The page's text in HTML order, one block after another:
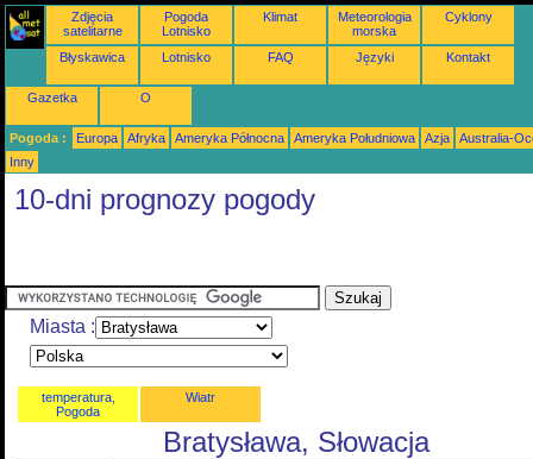
Zdjęcia
satelitarne
Pogoda
Lotnisko
Klimat
Meteorologia
morska
Cyklony
Błyskawica Lotnisko FAQ Języki Kontakt
Gazetka O
Pogoda : Europa Afryka Ameryka Północna Ameryka Południowa Azja
Australia-
Inny
10-dni prognozy pogody
Miasta :
temperatura,
Pogoda
Wiatr
Bratysława, Słowacja